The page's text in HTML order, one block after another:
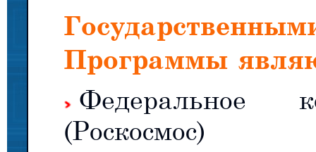
Программы
Федеральное
(Роскосмос)